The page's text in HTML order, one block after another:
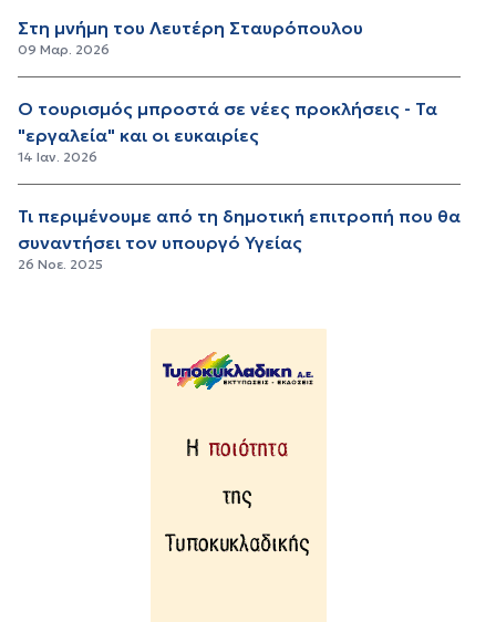
Στη μνήμη του Λευτέρη Σταυρόπουλου
09 Μαρ. 2026
Ο τουρισμός μπροστά σε νέες προκλήσεις - Τα
"εργαλεία" και οι ευκαιρίες
14 Ιαν. 2026
Τι περιμένουμε από τη δημοτική επιτροπή που θα
συναντήσει τον υπουργό Υγείας
26 Νοε. 2025